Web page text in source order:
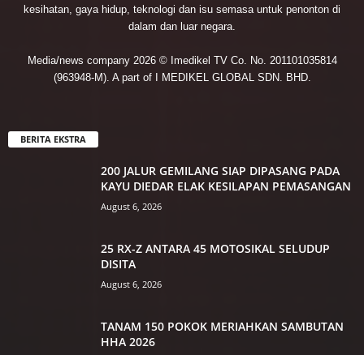
kesihatan, gaya hidup, teknologi dan isu semasa untuk penonton di
dalam dan luar negara.
Media/news company 2026 © Imedikel TV Co. No. 201101035814
(963948-M). A part of I MEDIKEL GLOBAL SDN. BHD.
BERITA EKSTRA
200 JALUR GEMILANG SIAP DIPASANG PADA
KAYU DIEDAR ELAK KESILAPAN PEMASANGAN
August 6, 2026
25 RX-Z ANTARA 45 MOTOSIKAL SELUDUP
DISITA
August 6, 2026
TANAM 150 POKOK MERIAHKAN SAMBUTAN
HHA 2026